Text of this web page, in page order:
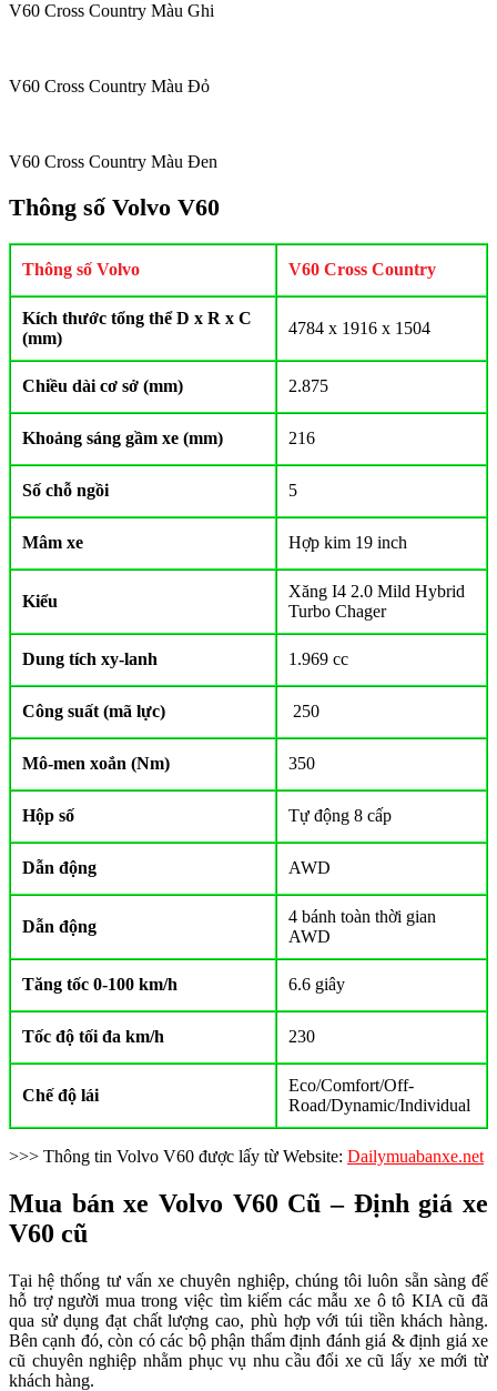
V60 Cross Country Màu Ghi
V60 Cross Country Màu Đỏ
V60 Cross Country Màu Đen
Thông số Volvo V60
Thông số Volvo V60 Cross Country
Kích thước tổng thể D x R x C
(mm)
4784 x 1916 x 1504
Chiều dài cơ sở (mm) 2.875
Khoảng sáng gầm xe (mm) 216
Số chỗ ngồi 5
Mâm xe Hợp kim 19 inch
Kiểu
Xăng I4 2.0 Mild Hybrid
Turbo Chager
Dung tích xy-lanh 1.969 cc
Công suất (mã lực) 250
Mô-men xoắn (Nm) 350
Hộp số Tự động 8 cấp
Dẫn động AWD
Dẫn động
4 bánh toàn thời gian
AWD
Tăng tốc 0-100 km/h 6.6 giây
Tốc độ tối đa km/h 230
Chế độ lái
Eco/Comfort/Off-
Road/Dynamic/Individual
>>> Thông tin Volvo V60 được lấy từ Website: Dailymuabanxe.net
Mua bán xe Volvo V60 Cũ – Định giá xe
V60 cũ
Tại hệ thống tư vấn xe chuyên nghiệp, chúng tôi luôn sẵn sàng để
hỗ trợ người mua trong việc tìm kiếm các mẫu xe ô tô KIA cũ đã
qua sử dụng đạt chất lượng cao, phù hợp với túi tiền khách hàng.
Bên cạnh đó, còn có các bộ phận thẩm định đánh giá & định giá xe
cũ chuyên nghiệp nhằm phục vụ nhu cầu đổi xe cũ lấy xe mới từ
khách hàng.